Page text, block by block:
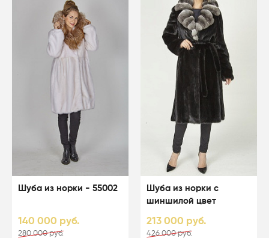
Шуба из норки - 55002
140 000 руб.
280 000 руб.
Шуба из норки с
шиншилой цвет
213 000 руб.
426 000 руб.